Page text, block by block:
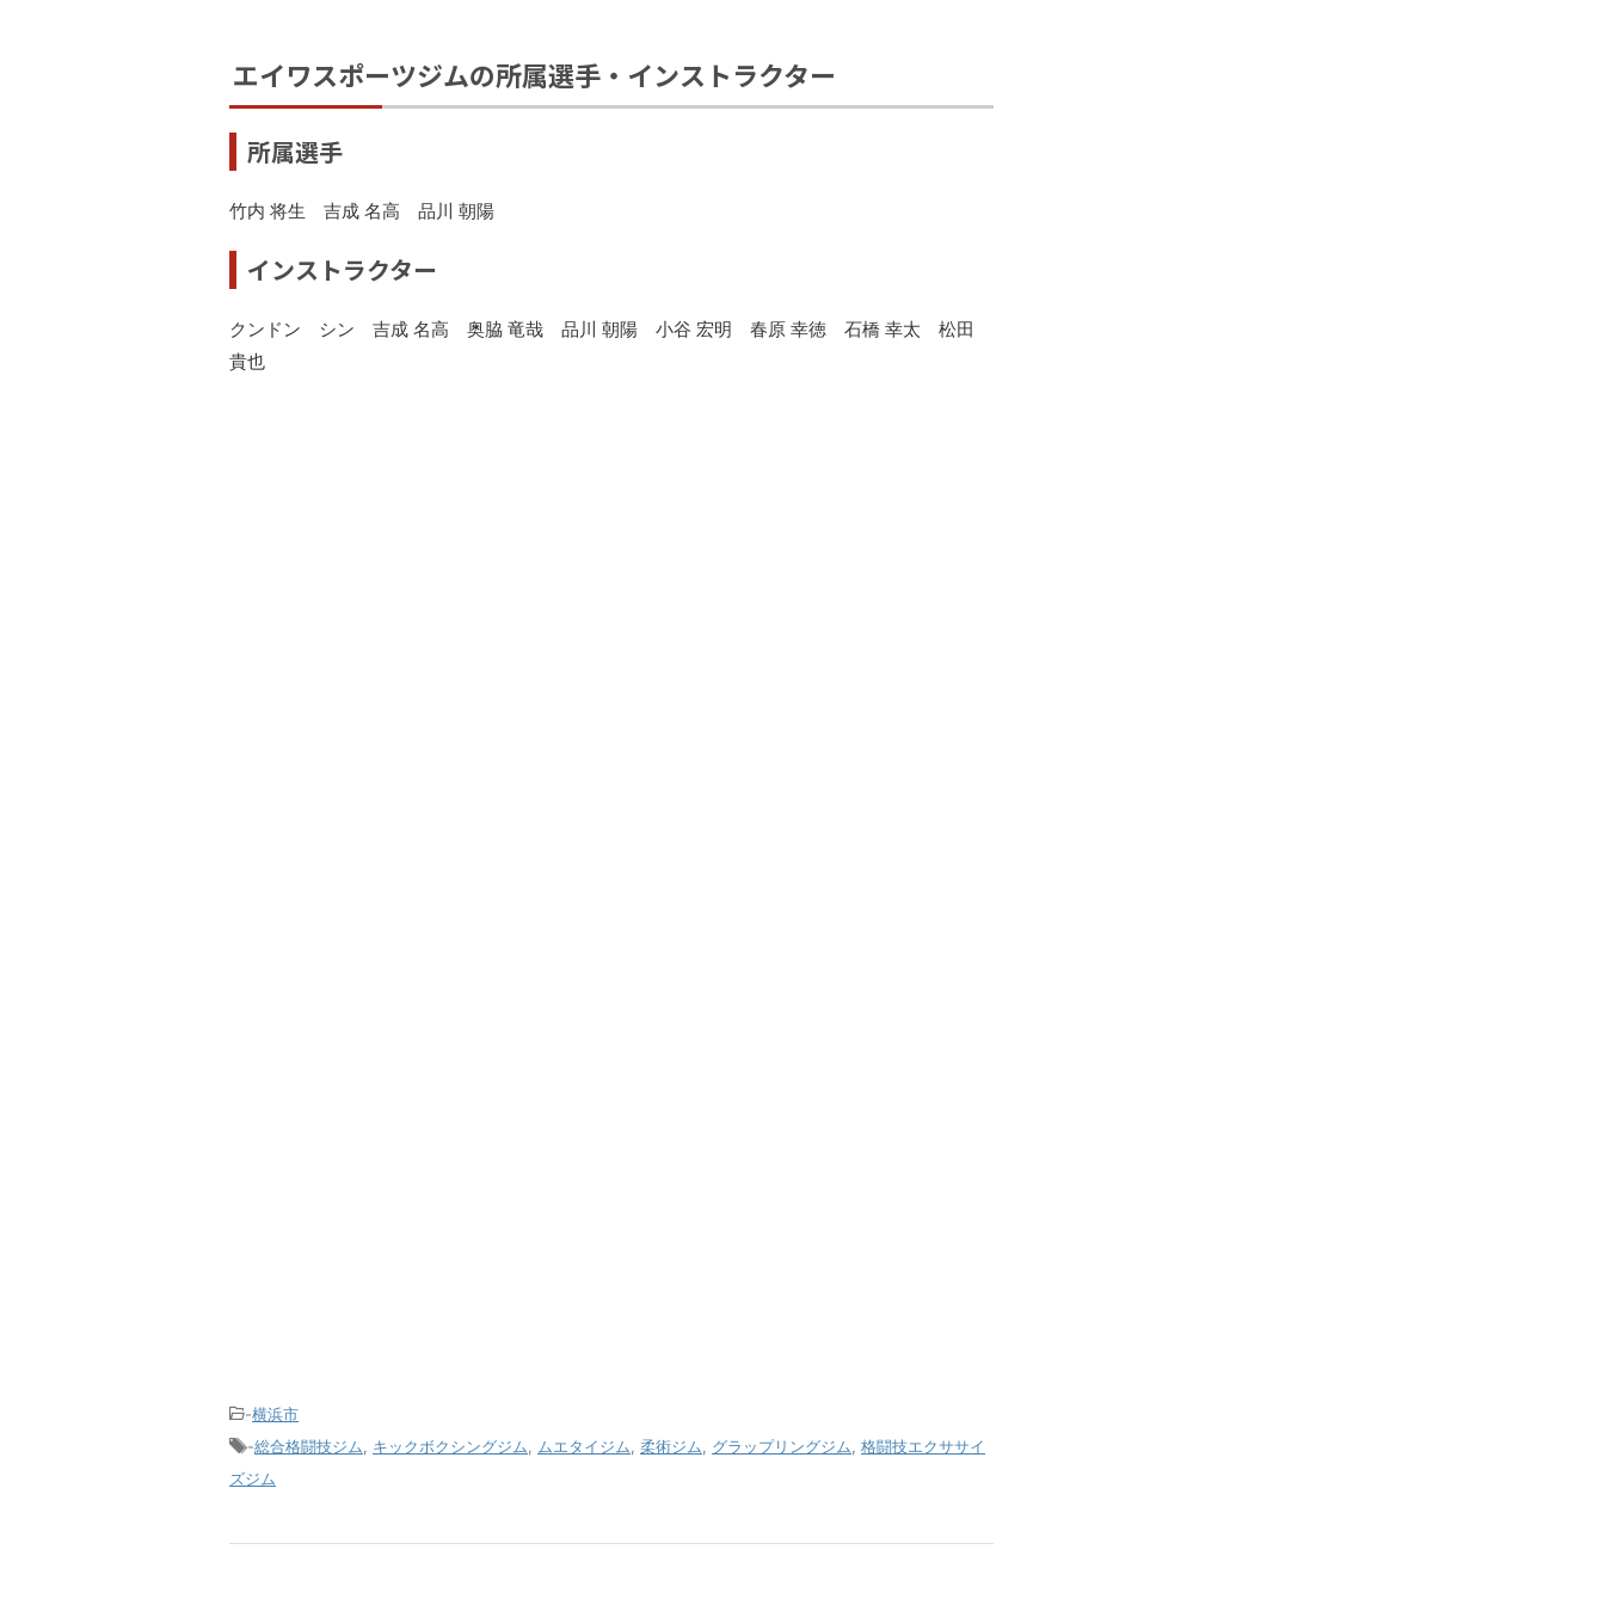
エイワスポーツジムの所属選手・インストラクター
所属選手
竹内 将生 吉成 名高 品川 朝陽
インストラクター
クンドン シン 吉成 名高 奥脇 竜哉 品川 朝陽 小谷 宏明 春原 幸徳 石橋 幸太 松田
貴也
-横浜市
-総合格闘技ジム キックボクシングジム ムエタイジム 柔術ジム グラップリングジム 格闘技エクササイ
ズジム